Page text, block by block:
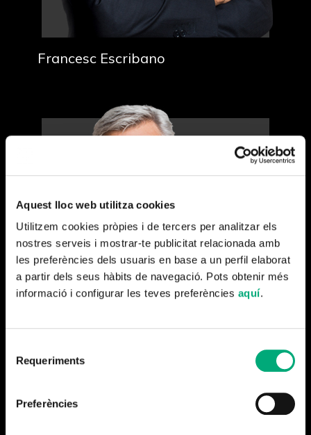
Aquest lloc web utilitza cookies
Utilitzem cookies pròpies i de tercers per analitzar els
nostres serveis i mostrar-te publicitat relacionada amb
les preferències dels usuaris en base a un perfil elaborat
a partir dels seus hàbits de navegació. Pots obtenir més
informació i configurar les teves preferències aquí.
Requeriments
Preferències
Francesc Escribano